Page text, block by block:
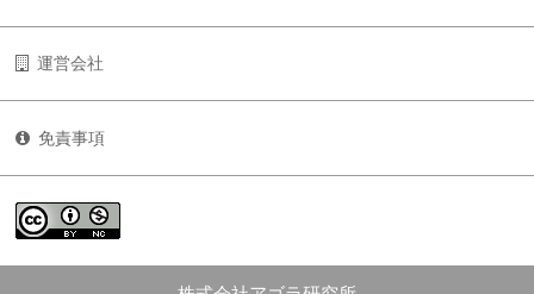
運営会社
免責事項